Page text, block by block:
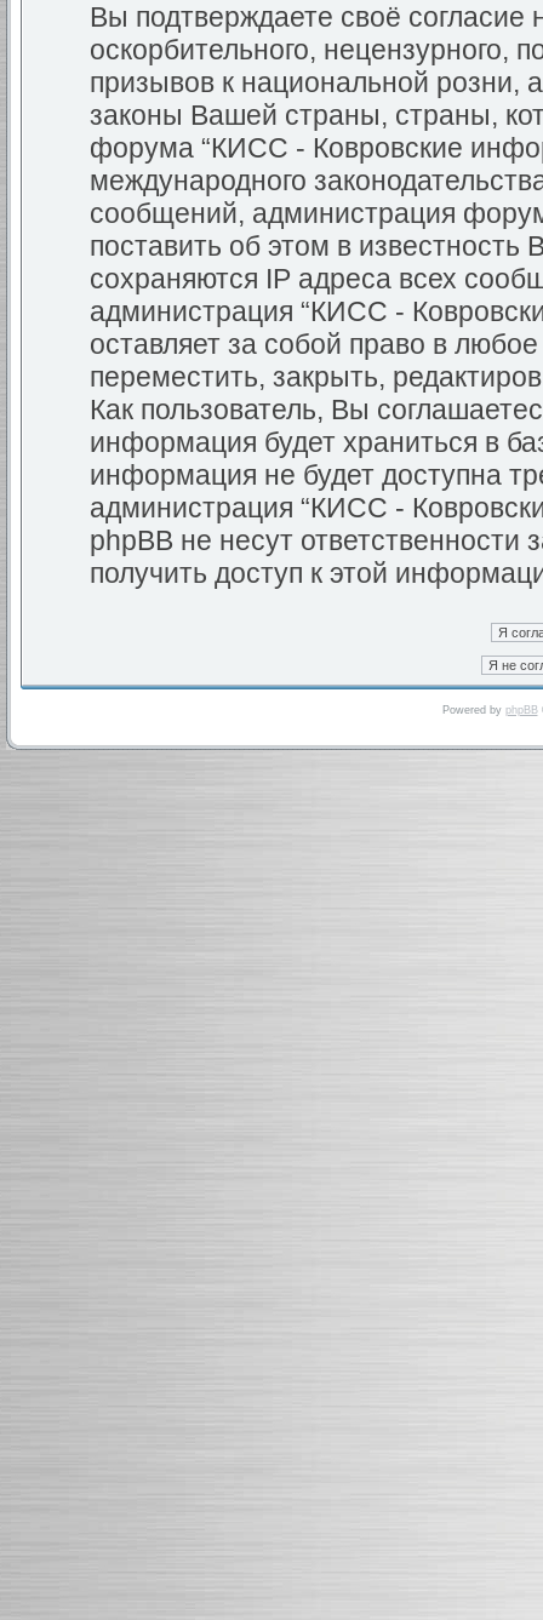
Вы подтверждаете своё
оскорбительного, нецензурного,
призывов к национальной
законы Вашей страны, страны,
форума “КИСС - Ковровские
международного
сообщений, администрация
поставить об этом в
сохраняются IP адреса всех
администрация “КИСС -
оставляет за собой право в
переместить, закрыть,
Как пользователь, Вы
информация будет храниться в
информация не будет доступна
администрация “КИСС -
phpBB не несут ответственности
получить доступ к этой
Powered by phpBB